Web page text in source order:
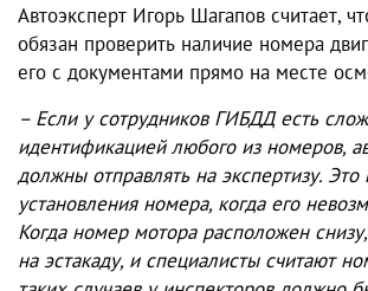
Автоэксперт Игорь Шагапов считает,
обязан проверить наличие номера
его с документами прямо на месте
– Если у сотрудников ГИБДД есть
идентификацией любого из номеров,
должны отправлять на экспертизу.
установления номера, когда его
Когда номер мотора расположен
на эстакаду, и специалисты считают